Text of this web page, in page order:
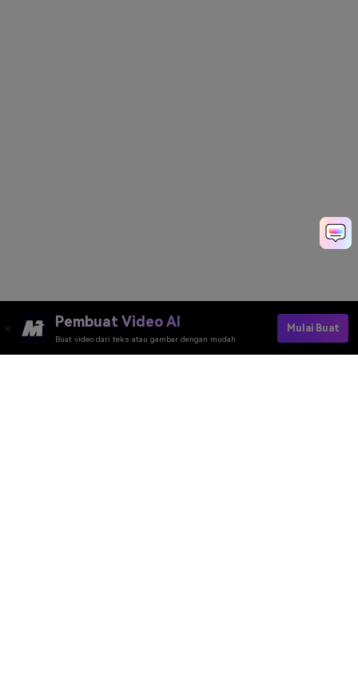
Pembuat Video AI
Buat video dari teks atau gambar dengan mudah
Mulai Buat